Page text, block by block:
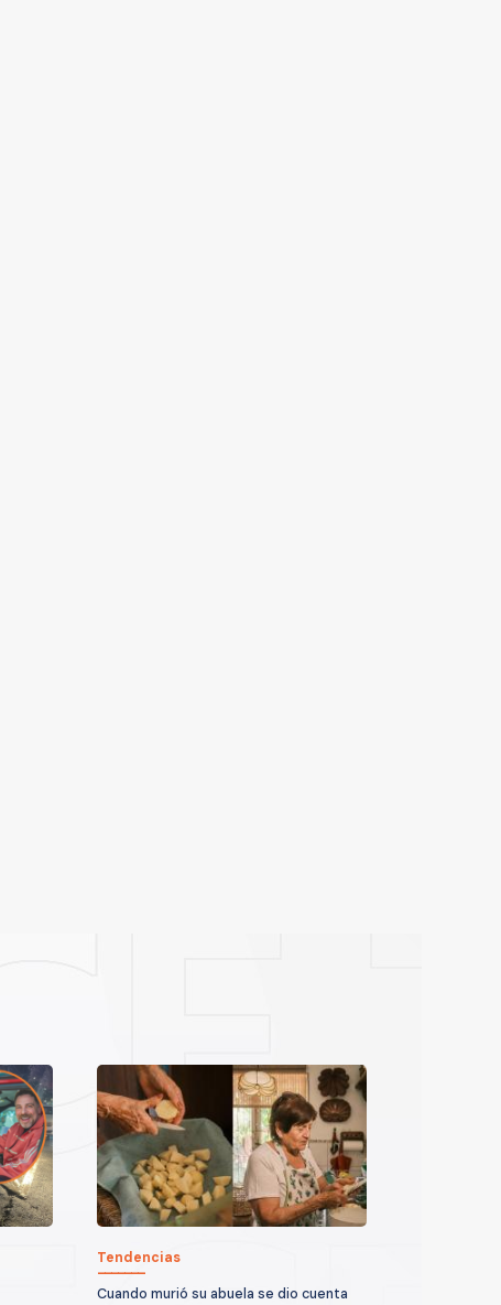
Tendencias
Cuando murió su abuela se dio cuenta